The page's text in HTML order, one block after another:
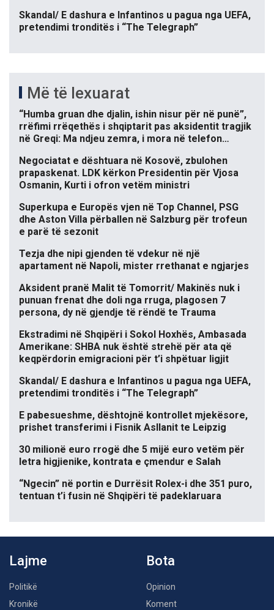
Skandal/ E dashura e Infantinos u pagua nga UEFA,
pretendimi tronditës i “The Telegraph”
Më të lexuarat
“Humba gruan dhe djalin, ishin nisur për në punë”,
rrëfimi rrëqethës i shqiptarit pas aksidentit tragjik
në Greqi: Ma ndjeu zemra, i mora në telefon…
Negociatat e dështuara në Kosovë, zbulohen
prapaskenat. LDK kërkon Presidentin për Vjosa
Osmanin, Kurti i ofron vetëm ministri
Superkupa e Europës vjen në Top Channel, PSG
dhe Aston Villa përballen në Salzburg për trofeun
e parë të sezonit
Tezja dhe nipi gjenden të vdekur në një
apartament në Napoli, mister rrethanat e ngjarjes
Aksident pranë Malit të Tomorrit/ Makinës nuk i
punuan frenat dhe doli nga rruga, plagosen 7
persona, dy në gjendje të rëndë te Trauma
Ekstradimi në Shqipëri i Sokol Hoxhës, Ambasada
Amerikane: SHBA nuk është strehë për ata që
keqpërdorin emigracioni për t’i shpëtuar ligjit
Skandal/ E dashura e Infantinos u pagua nga UEFA,
pretendimi tronditës i “The Telegraph”
E pabesueshme, dështojnë kontrollet mjekësore,
prishet transferimi i Fisnik Asllanit te Leipzig
30 milionë euro rrogë dhe 5 mijë euro vetëm për
letra higjienike, kontrata e çmendur e Salah
“Ngecin” në portin e Durrësit Rolex-i dhe 351 puro,
tentuan t’i fusin në Shqipëri të padeklaruara
Lajme
Politikë
Kronikë
Bota
Opinion
Koment